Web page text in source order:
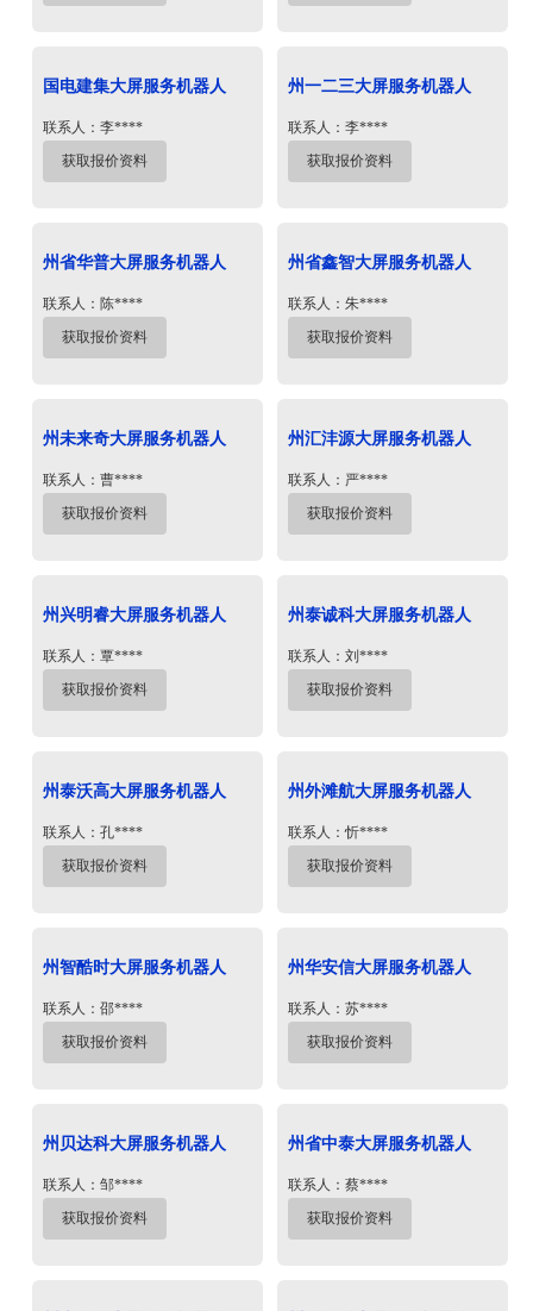
国电建集大屏服务机器人
联系人：李****
获取报价资料
州一二三大屏服务机器人
联系人：李****
获取报价资料
州省华普大屏服务机器人
联系人：陈****
获取报价资料
州省鑫智大屏服务机器人
联系人：朱****
获取报价资料
州未来奇大屏服务机器人
联系人：曹****
获取报价资料
州汇沣源大屏服务机器人
联系人：严****
获取报价资料
州兴明睿大屏服务机器人
联系人：覃****
获取报价资料
州泰诚科大屏服务机器人
联系人：刘****
获取报价资料
州泰沃高大屏服务机器人
联系人：孔****
获取报价资料
州外滩航大屏服务机器人
联系人：忻****
获取报价资料
州智酷时大屏服务机器人
联系人：邵****
获取报价资料
州华安信大屏服务机器人
联系人：苏****
获取报价资料
州贝达科大屏服务机器人
联系人：邹****
获取报价资料
州省中泰大屏服务机器人
联系人：蔡****
获取报价资料